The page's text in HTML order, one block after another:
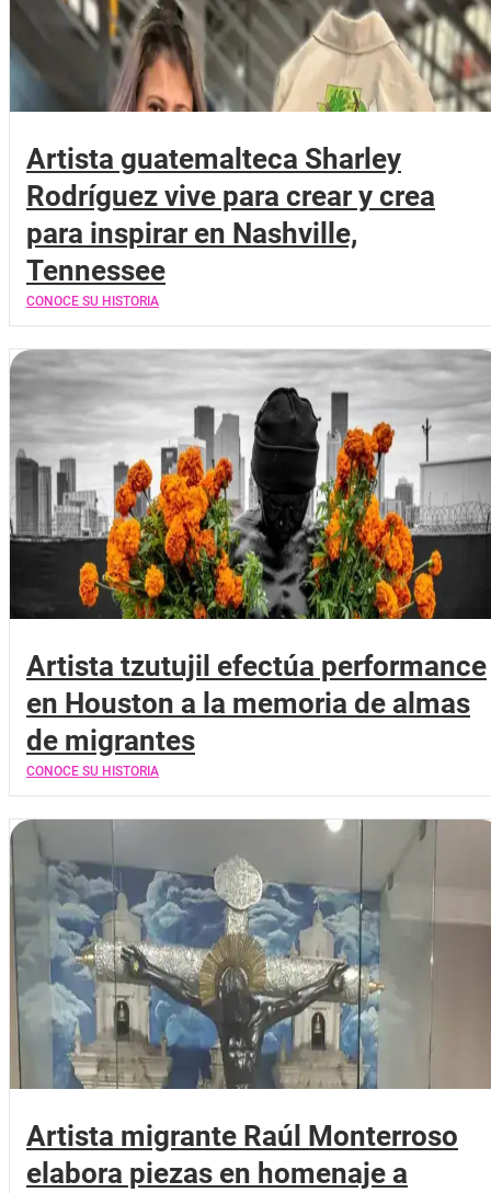
Artista guatemalteca Sharley
Rodríguez vive para crear y crea
para inspirar en Nashville,
Tennessee
CONOCE SU HISTORIA
Artista tzutujil efectúa performance
en Houston a la memoria de almas
de migrantes
CONOCE SU HISTORIA
Artista migrante Raúl Monterroso
elabora piezas en homenaje a